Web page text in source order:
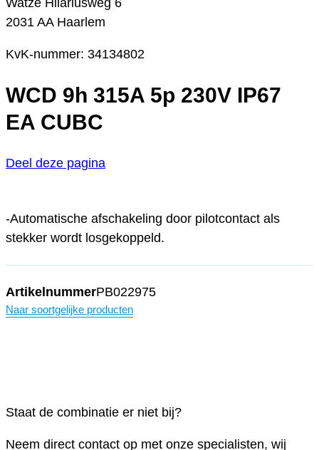
2031 AA Haarlem
KvK-nummer: 34134802
WCD 9h 315A 5p 230V IP67
EA CUBC
Deel deze pagina
-Automatische afschakeling door pilotcontact als
stekker wordt losgekoppeld.
ArtikelnummerPB022975
Naar soortgelijke producten
Staat de combinatie er niet bij?
Neem direct contact op met onze specialisten, wij